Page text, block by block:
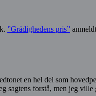
”Grådighedens pris”
en hel del som
sagtens forstå, men jeg